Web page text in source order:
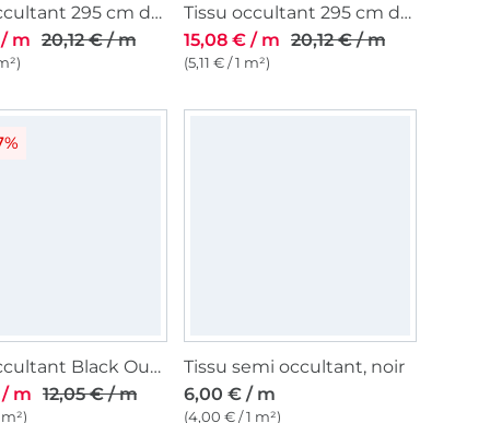
Tissu occultant 295 cm de large, gris foncé
m 20,12 € / m
Tissu occultant 295 cm de large, taupe
15,08 € / m 20,12 € / m
(5,11 € / 1 m²)
Tissu occultant Black Out, beige
/ m 12,05 € / m
Tissu semi occultant, noir
6,00 € / m
(4,00 € / 1 m²)